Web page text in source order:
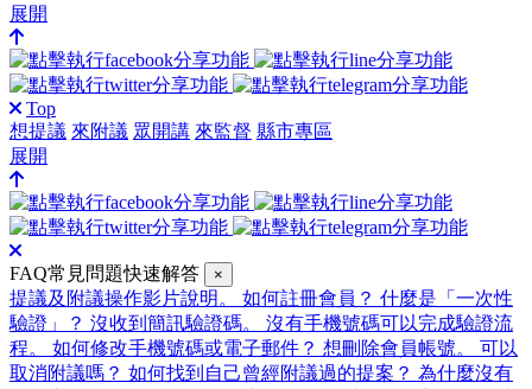
展開
Top
想提議 來附議 眾開講 來監督 縣市專區
展開
FAQ常見問題快速解答 ×
提議及附議操作影片說明。 如何註冊會員？ 什麼是「一次性
驗證」？ 沒收到簡訊驗證碼。 沒有手機號碼可以完成驗證流
程。 如何修改手機號碼或電子郵件？ 想刪除會員帳號。 可以
取消附議嗎？ 如何找到自己曾經附議過的提案？ 為什麼沒有